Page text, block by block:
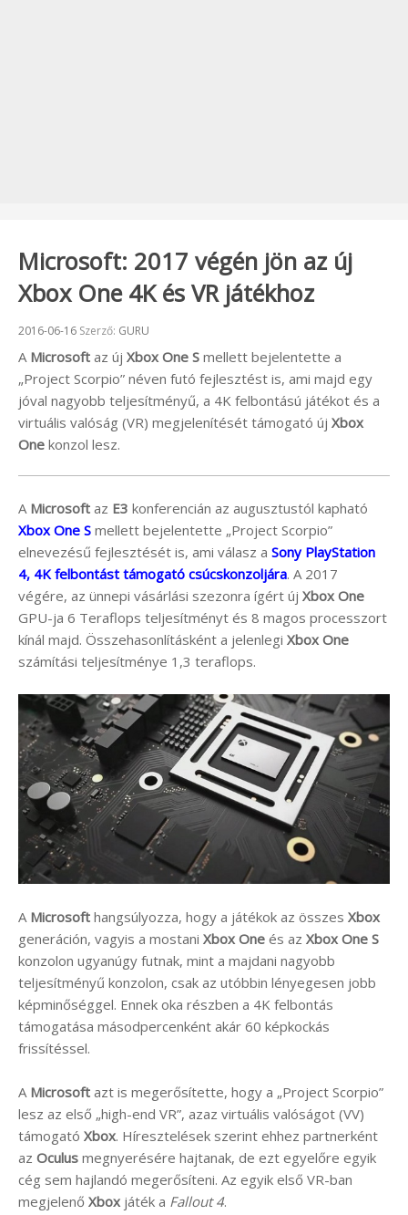
Microsoft: 2017 végén jön az új
Xbox One 4K és VR játékhoz
Beküldve:
2016-06-16 Szerző: GURU
A Microsoft az új Xbox One S mellett bejelentette a
„Project Scorpio” néven futó fejlesztést is, ami majd egy
jóval nagyobb teljesítményű, a 4K felbontású játékot és a
virtuális valóság (VR) megjelenítését támogató új Xbox
One konzol lesz.
A Microsoft az E3 konferencián az augusztustól kapható
Xbox One S mellett bejelentette „Project Scorpio”
elnevezésű fejlesztését is, ami válasz a Sony PlayStation
4, 4K felbontást támogató csúcskonzoljára. A 2017
végére, az ünnepi vásárlási szezonra ígért új Xbox One
GPU-ja 6 Teraflops teljesítményt és 8 magos processzort
kínál majd. Összehasonlításként a jelenlegi Xbox One
számítási teljesítménye 1,3 teraflops.
A Microsoft hangsúlyozza, hogy a játékok az összes Xbox
generáción, vagyis a mostani Xbox One és az Xbox One S
konzolon ugyanúgy futnak, mint a majdani nagyobb
teljesítményű konzolon, csak az utóbbin lényegesen jobb
képminőséggel. Ennek oka részben a 4K felbontás
támogatása másodpercenként akár 60 képkockás
frissítéssel.
A Microsoft azt is megerősítette, hogy a „Project Scorpio”
lesz az első „high-end VR”, azaz virtuális valóságot (VV)
támogató Xbox. Híresztelések szerint ehhez partnerként
az Oculus megnyerésére hajtanak, de ezt egyelőre egyik
cég sem hajlandó megerősíteni. Az egyik első VR-ban
megjelenő Xboxjáték a Fallout 4.